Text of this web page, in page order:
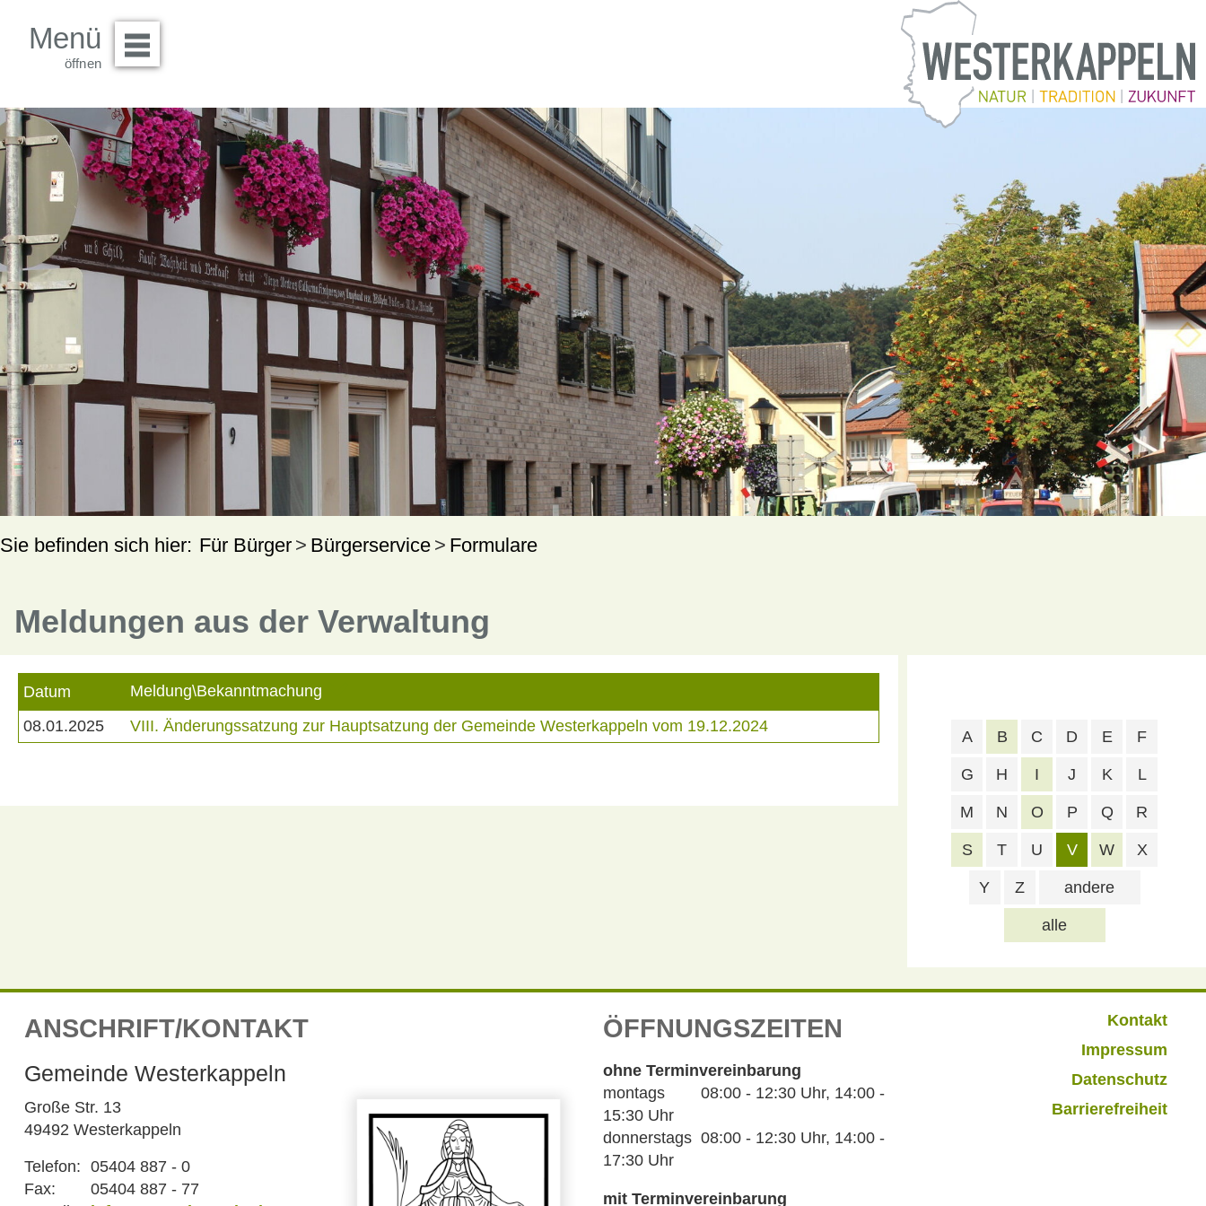
Menü
Für Bürger Bürgerservice Formulare
Meldungen aus der Verwaltung
Datum
Meldung\Bekanntmachung
08.01.2025
VIII. Änderungssatzung zur Hauptsatzung der Gemeinde Westerkappeln vom 19.12.2024
alle
A B C D E F
G H I J K L
M N O P Q R
S T U V W X
Y Z andere
ANSCHRIFT/KONTAKT
Gemeinde Westerkappeln
Große Str. 13
49492 Westerkappeln
Telefon: 05404 887 - 0
Fax:
05404 887 - 77
ÖFFNUNGSZEITEN
ohne Terminvereinbarung
montags 08:00 - 12:30 Uhr, 14:00 -
15:30 Uhr
donnerstags 08:00 - 12:30 Uhr, 14:00 -
17:30 Uhr
mit Terminvereinbarung
Kontakt
Impressum
Datenschutz
Barrierefreiheit